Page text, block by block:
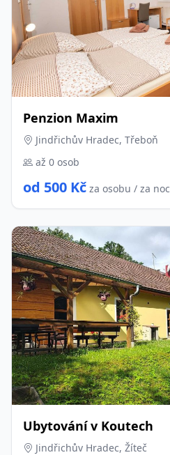
Penzion Maxim
Jindřichův Hradec, Třeboň
až 0 osob
od 500 Kč za osobu / za noc
Ubytování v Koutech
Jindřichův Hradec, Žíteč